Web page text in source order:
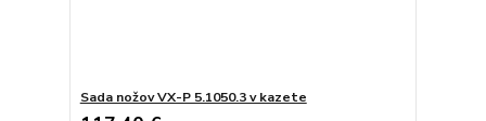
Sada nožov VX-P 5.1050.3 v kazete